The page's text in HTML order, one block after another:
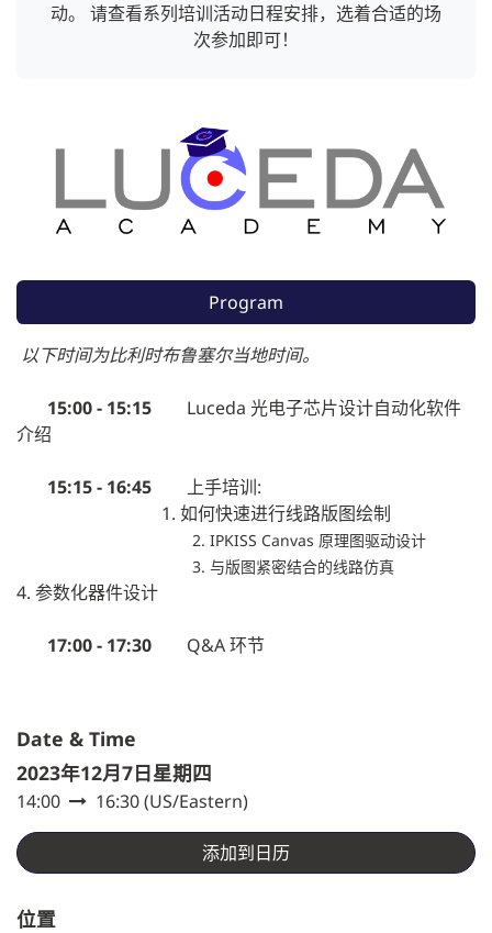
动。 请查看系列培训活动日程安排，选着合适的场
次参加即可！
Program
以下时间为比利时布鲁塞尔当地时间。
15:00 - 15:15 Luceda 光电子芯片设计自动化软件
介绍
15:15 - 16:45 上手培训:
1. 如何快速进行线路版图绘制
2. IPKISS Canvas 原理图驱动设计
3. 与版图紧密结合的线路仿真
4. 参数化器件设计
17:00 - 17:30 Q&A 环节
Date & Time
2023年12月7日星期四
14:00 16:30(US/Eastern)
添加到日历
位置